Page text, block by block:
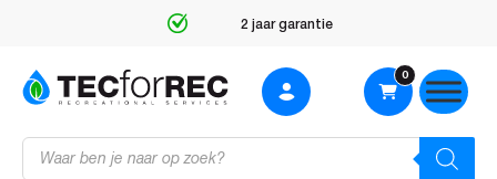
2 jaar garantie
Producten
zoeken
0